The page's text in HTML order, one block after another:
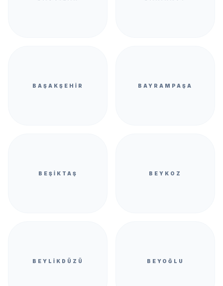
BAŞAKŞEHIR BAYRAMPAŞA
BEŞIKTAŞ BEYKOZ
BEYLIKDÜZÜ BEYOĞLU